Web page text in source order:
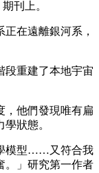
刊上。
在遠離銀河系，
段重建了本地宇宙
，他們發現唯有扁
狀態。
模型……又符合我
。」研究第一作者